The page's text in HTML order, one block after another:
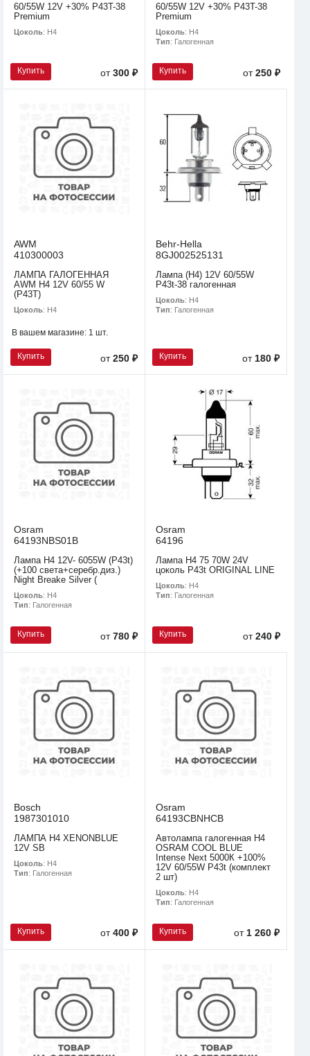
60/55W 12V +30% P43T-38
Premium
Цоколь: H4
Купить от300 ₽
60/55W 12V +30% P43T-38
Premium
Цоколь: H4
Тип: Галогенная
Купить от250 ₽
AWM
410300003
ЛАМПА ГАЛОГЕННАЯ
AWM H4 12V 60/55 W
(P43T)
Цоколь: H4
В вашем магазине: 1 шт.
Купить от250 ₽
Behr-Hella
8GJ002525131
Лампа (H4) 12V 60/55W
P43t-38 галогенная
Цоколь: H4
Тип: Галогенная
Купить от 180 ₽
Osram
64193NBS01B
Лампа H4 12V- 6055W (P43t)
(+100 света+серебр.диз.)
Night Breake Silver (
Цоколь: H4
Тип: Галогенная
Купить от780 ₽
Osram
64196
Лампа H4 75 70W 24V
цоколь P43t ORIGINAL LINE
Цоколь: H4
Тип: Галогенная
Купить от240 ₽
Bosch
1987301010
ЛАМПА H4 XENONBLUE
12V SB
Цоколь: H4
Тип: Галогенная
Купить от400 ₽
Osram
64193CBNHCB
Автолампа галогенная H4
OSRAM COOL BLUE
Intense Next 5000К +100%
12V 60/55W P43t (комплект
2 шт)
Цоколь: H4
Тип: Галогенная
Купить от1 260 ₽